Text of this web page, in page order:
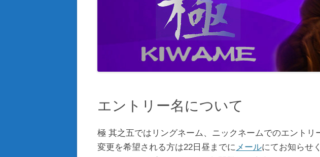
エントリー名について
極 其之五ではリングネーム、ニックネームでのエントリ
変更を希望される方は22日昼までにメールにてお知らせ